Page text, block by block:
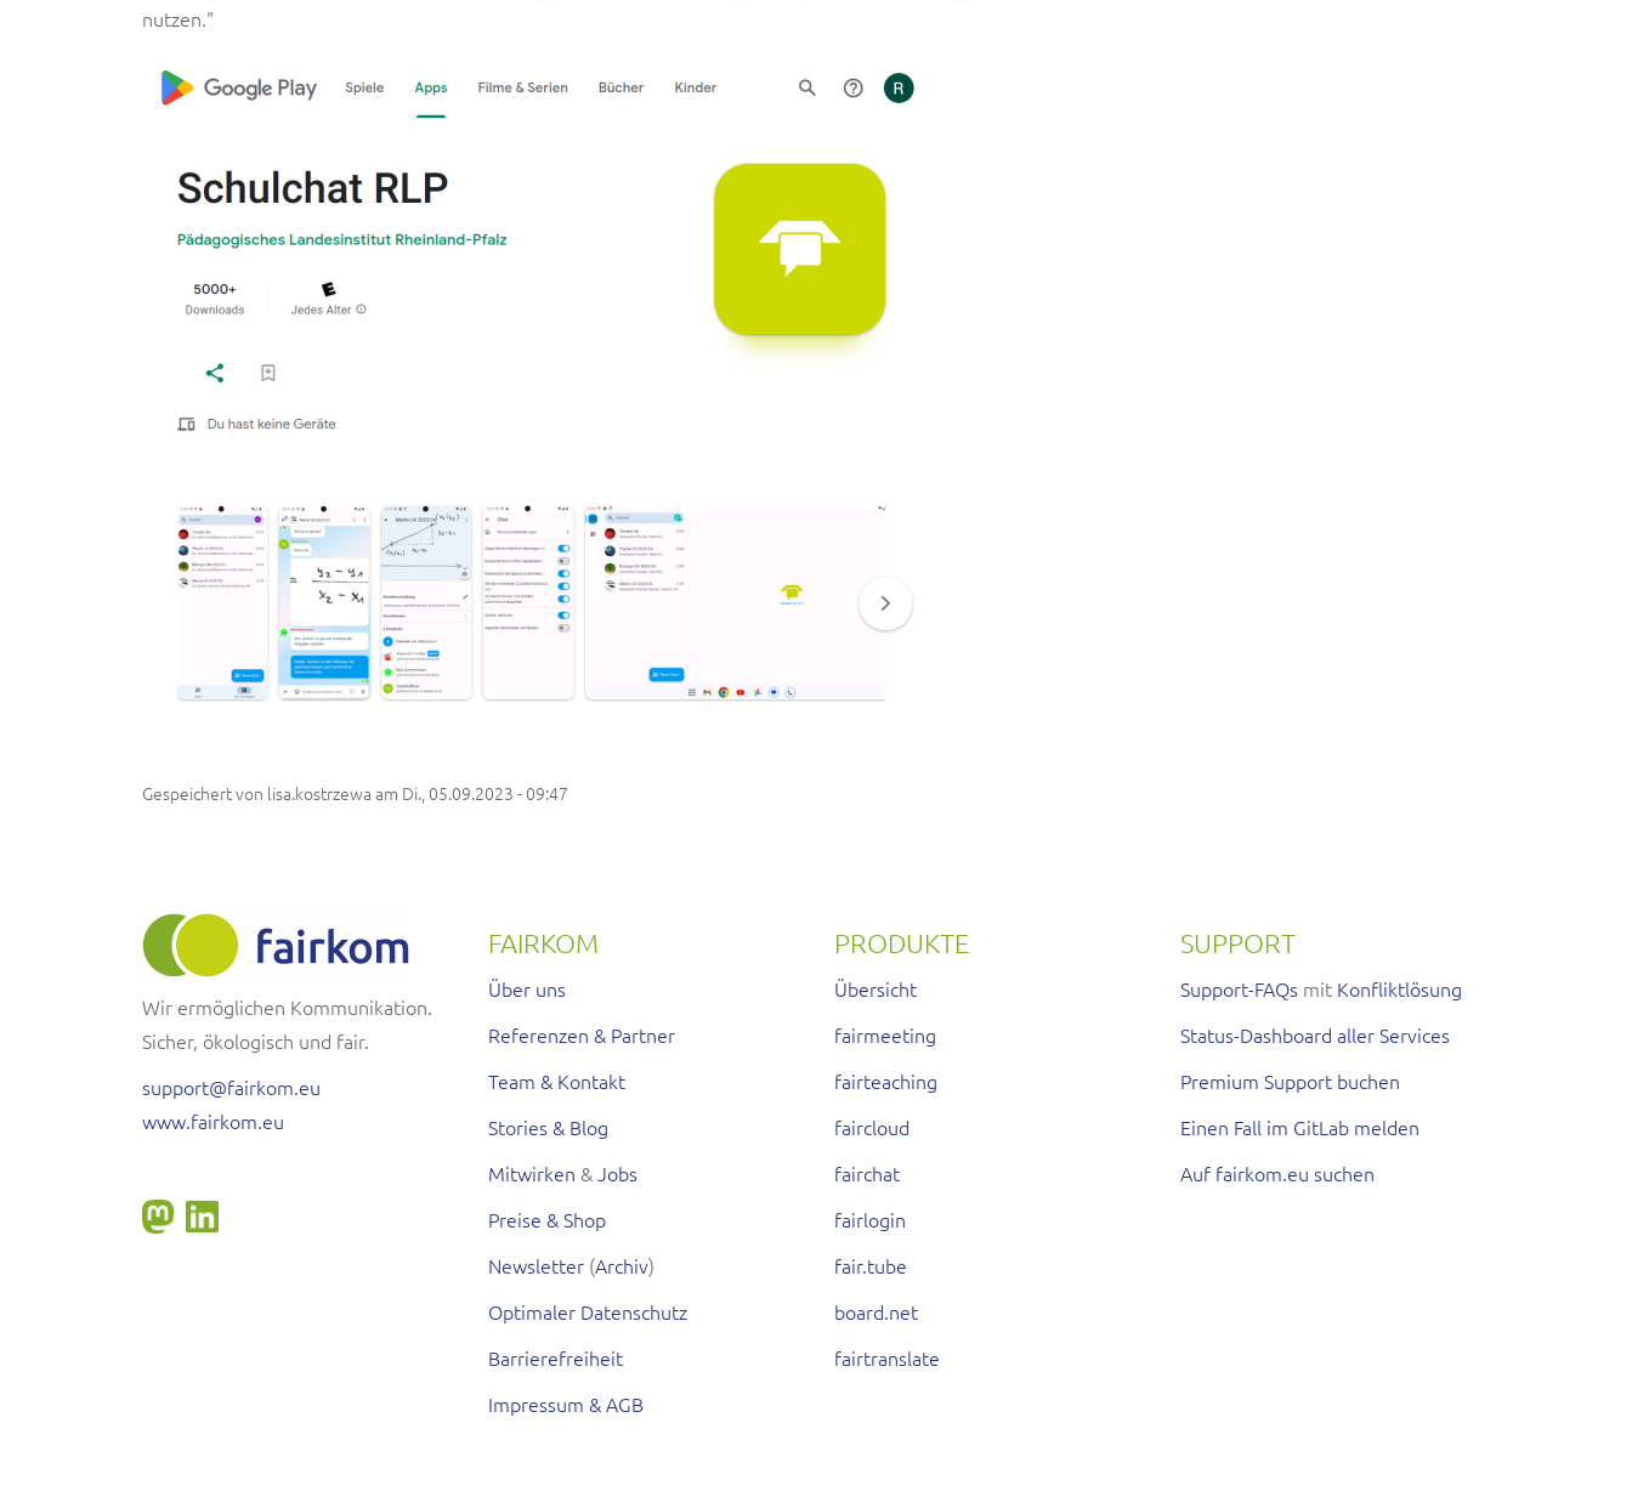
nutzen."
Gespeichert von lisa.kostrzewa am Di., 05.09.2023 - 09:47
Wir ermöglichen Kommunikation.
Sicher, ökologisch und fair.
support@fairkom.eu
www.fairkom.eu
FAIRKOM
Über uns
Referenzen & Partner
Team & Kontakt
Stories & Blog
Mitwirken &Jobs
Preise & Shop
Newsletter (Archiv)
Optimaler Datenschutz
Barrierefreiheit
Impressum & AGB
PRODUKTE
Übersicht
fairmeeting
fairteaching
faircloud
fairchat
fairlogin
fair.tube
board.net
fairtranslate
SUPPORT
Support-FAQs mit Konfliktlösung
Status-Dashboard aller Services
Premium Support buchen
Einen Fall im GitLab melden
Auf fairkom.eu suchen